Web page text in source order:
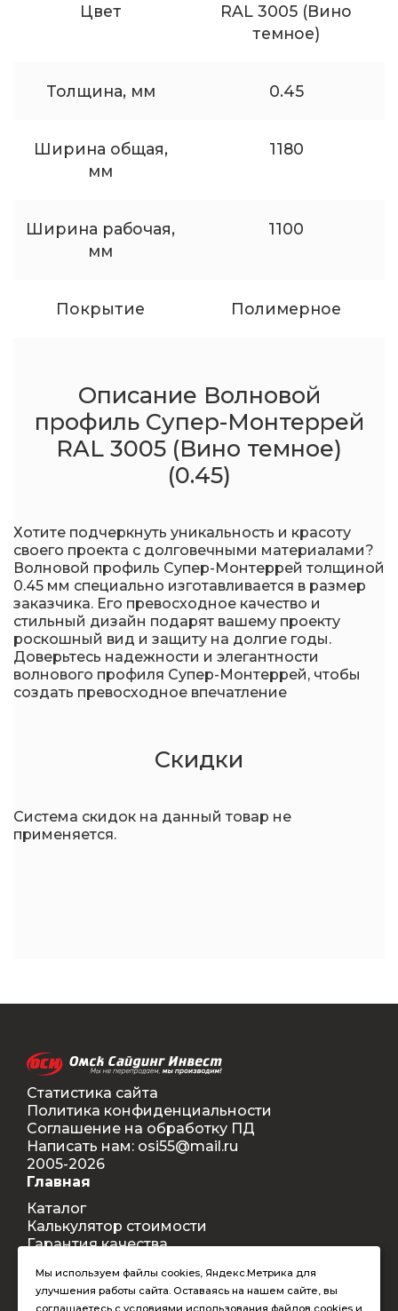
Цвет
RAL 3005 (Вино
темное)
Толщина, мм 0.45
Ширина общая,
мм
1180
Ширина рабочая,
мм
1100
Покрытие Полимерное
Описание Волновой
профиль Супер-Монтеррей
RAL 3005 (Вино темное)
(0.45)
Хотите подчеркнуть уникальность и красоту
своего проекта с долговечными материалами?
Волновой профиль Супер-Монтеррей толщиной
0.45 мм специально изготавливается в размер
заказчика. Его превосходное качество и
стильный дизайн подарят вашему проекту
роскошный вид и защиту на долгие годы.
Доверьтесь надежности и элегантности
волнового профиля Супер-Монтеррей, чтобы
создать превосходное впечатление
Скидки
Система скидок на данный товар не
применяется.
Статистика сайта
Политика конфиденциальности
Соглашение на обработку ПД
Написать нам: osi55@mail.ru
2005-2026
Главная
Каталог
Калькулятор стоимости
Гарантия качества
Контакты
Покупателям
Мы используем файлы cookies, Яндекс.Метрика для
улучшения работы сайта. Оставаясь на нашем сайте, вы
соглашаетесь с условиями использования файлов cookies и